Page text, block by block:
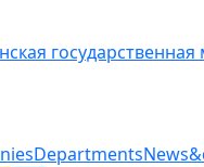
Departments